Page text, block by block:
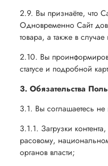
2.9. Вы признаёте, что
Одновременно Сайт
товара, а также в
2.10. Вы
статусе и подробной
3. Обязательства
3.1. Вы соглашаетесь
3.1.1. Загрузки
расовому,
органов власти;